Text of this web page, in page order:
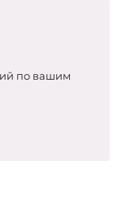
по вашим